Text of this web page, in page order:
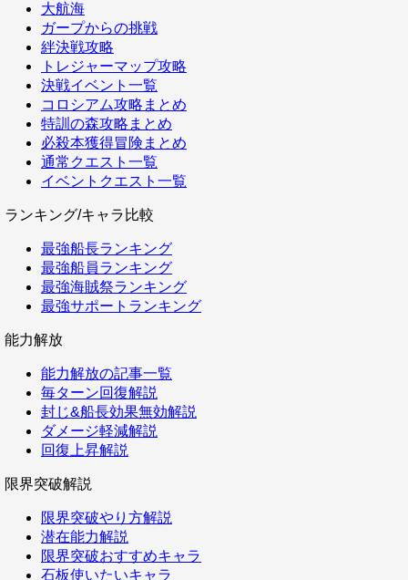
大航海
ガープからの挑戦
絆決戦攻略
トレジャーマップ攻略
決戦イベント一覧
コロシアム攻略まとめ
特訓の森攻略まとめ
必殺本獲得冒険まとめ
通常クエスト一覧
イベントクエスト一覧
ランキング/キャラ比較
最強船長ランキング
最強船員ランキング
最強海賊祭ランキング
最強サポートランキング
能力解放
能力解放の記事一覧
毎ターン回復解説
封じ&船長効果無効解説
ダメージ軽減解説
回復上昇解説
限界突破解説
限界突破やり方解説
潜在能力解説
限界突破おすすめキャラ
石板使いたいキャラ